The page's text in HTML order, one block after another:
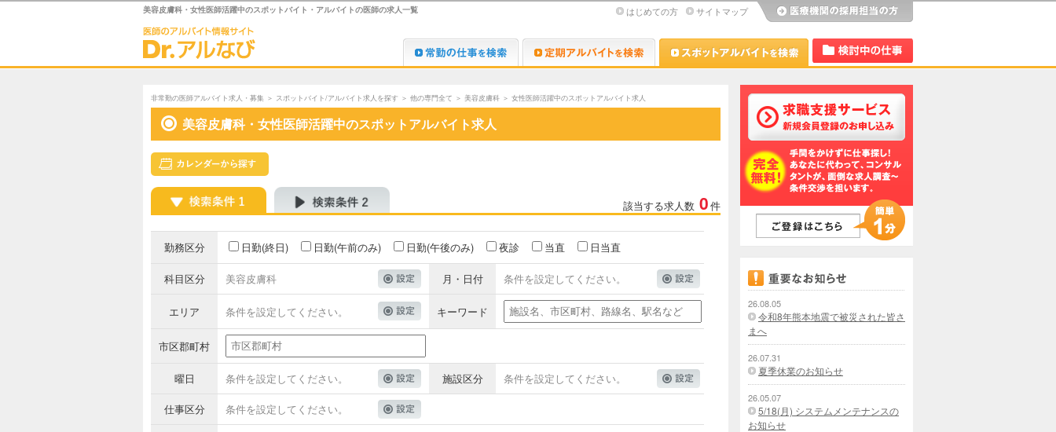
美容皮膚科・女性医師活躍中のスポットバイト・アルバイトの医師の求人一覧 はじめての方 サイトマップ
Dr.転職なび Dr.アルなび Dr.アルなび
非常勤の医師アルバイト求人・募集 ＞ スポットバイト/アルバイト求人を探す ＞ 他の専門全て ＞ 美容皮膚科 ＞ 女性医師活躍中のスポットアルバイト求人
美容皮膚科・女性医師活躍中のスポットアルバイト求人
該当する求人数 0件
勤務区分 日勤(終日) 日勤(午前のみ) 日勤(午後のみ) 夜診 当直 日当直
科目区分 美容皮膚科 月・日付 条件を設定してください。
エリア 条件を設定してください。 キーワード
市区郡町村
曜日 条件を設定してください。 施設区分 条件を設定してください。
仕事区分 条件を設定してください。
26.08.05
令和8年熊本地震で被災された皆さ
まへ
26.07.31
夏季休業のお知らせ
26.05.07
5/18(月) システムメンテナンスの
お知らせ